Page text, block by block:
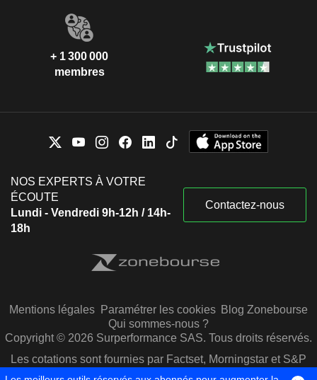
+ 1 300 000
membres
NOS EXPERTS À VOTRE
ÉCOUTE
Lundi - Vendredi 9h-12h / 14h-
18h
Contactez-nous
Mentions légales Paramétrer les cookies Blog Zonebourse
Qui sommes-nous ?
Copyright © 2026 Surperformance SAS. Tous droits réservés.
Les cotations sont fournies par Factset, Morningstar et S&P
Capital IQ